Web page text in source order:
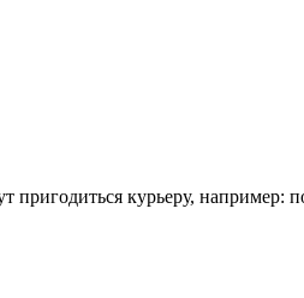
курьеру, например: